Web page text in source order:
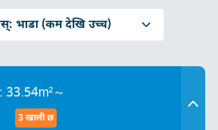
भाडा (कम देखि उच्च)
33.54m²～
3 खाली छ